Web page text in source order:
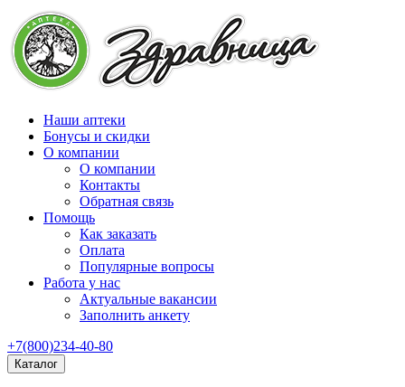
Наши аптеки
Бонусы и скидки
О компании
О компании
Контакты
Обратная связь
Помощь
Как заказать
Оплата
Популярные вопросы
Работа у нас
Актуальные вакансии
Заполнить анкету
+7(800)234-40-80
Каталог